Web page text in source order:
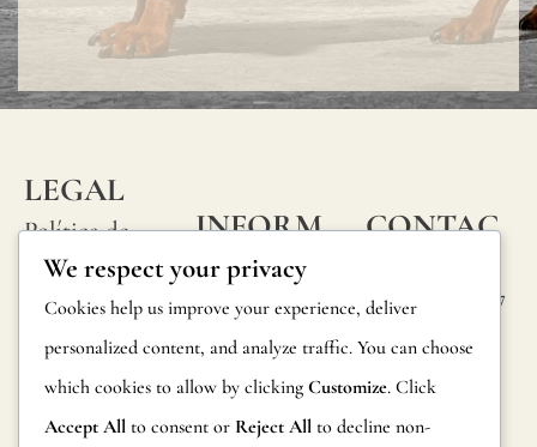
LEGAL
Política de
privacidad
Política de
cookies
Condiciones
INFORM
ACIÓN
Preguntas
frecuentes
Información
sobre
CONTAC
Calle Alheli, 7
29730 Rincón
de la Victoria
España
barniz
protector.
Todos
pintados
probados
We respect your privacy
Cookies help us improve your experience, deliver
personalized content, and analyze traffic. You can choose
which cookies to allow by clicking Customize. Click
Accept All to consent or Reject All to decline non-